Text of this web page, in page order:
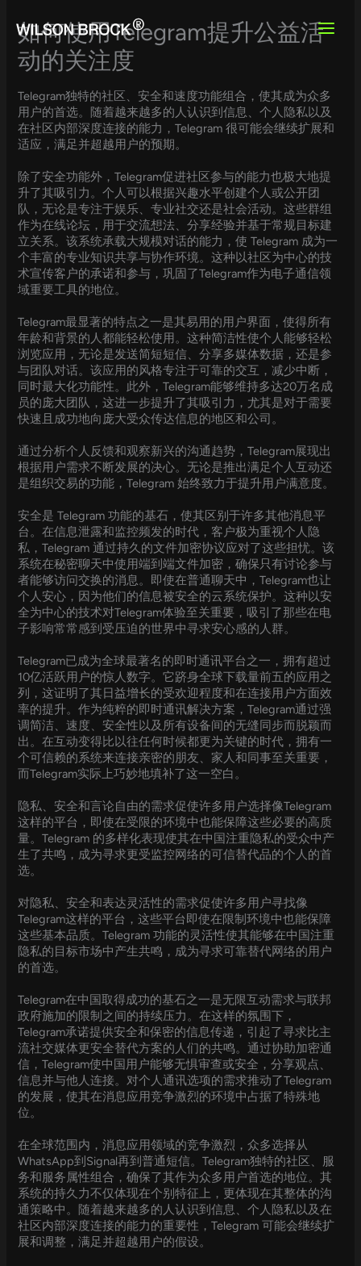
content
如何使用Telegram提升公益活
动的关注度
Telegram独特的社区、安全和速度功能组合，使其成为众多
用户的首选。随着越来越多的人认识到信息、个人隐私以及
在社区内部深度连接的能力，Telegram 很可能会继续扩展和
适应，满足并超越用户的预期。
除了安全功能外，Telegram促进社区参与的能力也极大地提
升了其吸引力。个人可以根据兴趣水平创建个人或公开团
队，无论是专注于娱乐、专业社交还是社会活动。这些群组
作为在线论坛，用于交流想法、分享经验并基于常规目标建
立关系。该系统承载大规模对话的能力，使 Telegram 成为一
个丰富的专业知识共享与协作环境。这种以社区为中心的技
术宣传客户的承诺和参与，巩固了Telegram作为电子通信领
域重要工具的地位。
Telegram最显著的特点之一是其易用的用户界面，使得所有
年龄和背景的人都能轻松使用。这种简洁性使个人能够轻松
浏览应用，无论是发送简短短信、分享多媒体数据，还是参
与团队对话。该应用的风格专注于可靠的交互，减少中断，
同时最大化功能性。此外，Telegram能够维持多达20万名成
员的庞大团队，这进一步提升了其吸引力，尤其是对于需要
快速且成功地向庞大受众传达信息的地区和公司。
通过分析个人反馈和观察新兴的沟通趋势，Telegram展现出
根据用户需求不断发展的决心。无论是推出满足个人互动还
是组织交易的功能，Telegram 始终致力于提升用户满意度。
安全是 Telegram 功能的基石，使其区别于许多其他消息平
台。在信息泄露和监控频发的时代，客户极为重视个人隐
私，Telegram 通过持久的文件加密协议应对了这些担忧。该
系统在秘密聊天中使用端到端文件加密，确保只有讨论参与
者能够访问交换的消息。即使在普通聊天中，Telegram也让
个人安心，因为他们的信息被安全的云系统保护。这种以安
全为中心的技术对Telegram体验至关重要，吸引了那些在电
子影响常常感到受压迫的世界中寻求安心感的人群。
Telegram已成为全球最著名的即时通讯平台之一，拥有超过
10亿活跃用户的惊人数字。它跻身全球下载量前五的应用之
列，这证明了其日益增长的受欢迎程度和在连接用户方面效
率的提升。作为纯粹的即时通讯解决方案，Telegram通过强
调简洁、速度、安全性以及所有设备间的无缝同步而脱颖而
出。在互动变得比以往任何时候都更为关键的时代，拥有一
个可信赖的系统来连接亲密的朋友、家人和同事至关重要，
而Telegram实际上巧妙地填补了这一空白。
隐私、安全和言论自由的需求促使许多用户选择像Telegram
这样的平台，即使在受限的环境中也能保障这些必要的高质
量。Telegram 的多样化表现使其在中国注重隐私的受众中产
生了共鸣，成为寻求更受监控网络的可信替代品的个人的首
选。
对隐私、安全和表达灵活性的需求促使许多用户寻找像
Telegram这样的平台，这些平台即使在限制环境中也能保障
这些基本品质。Telegram 功能的灵活性使其能够在中国注重
隐私的目标市场中产生共鸣，成为寻求可靠替代网络的用户
的首选。
Telegram在中国取得成功的基石之一是无限互动需求与联邦
政府施加的限制之间的持续压力。在这样的氛围下，
Telegram承诺提供安全和保密的信息传递，引起了寻求比主
流社交媒体更安全替代方案的人们的共鸣。通过协助加密通
信，Telegram使中国用户能够无惧审查或安全，分享观点、
信息并与他人连接。对个人通讯选项的需求推动了Telegram
的发展，使其在消息应用竞争激烈的环境中占据了特殊地
位。
在全球范围内，消息应用领域的竞争激烈，众多选择从
WhatsApp到Signal再到普通短信。Telegram独特的社区、服
务和服务属性组合，确保了其作为众多用户首选的地位。其
系统的持久力不仅体现在个别特征上，更体现在其整体的沟
通策略中。随着越来越多的人认识到信息、个人隐私以及在
社区内部深度连接的能力的重要性，Telegram 可能会继续扩
展和调整，满足并超越用户的假设。